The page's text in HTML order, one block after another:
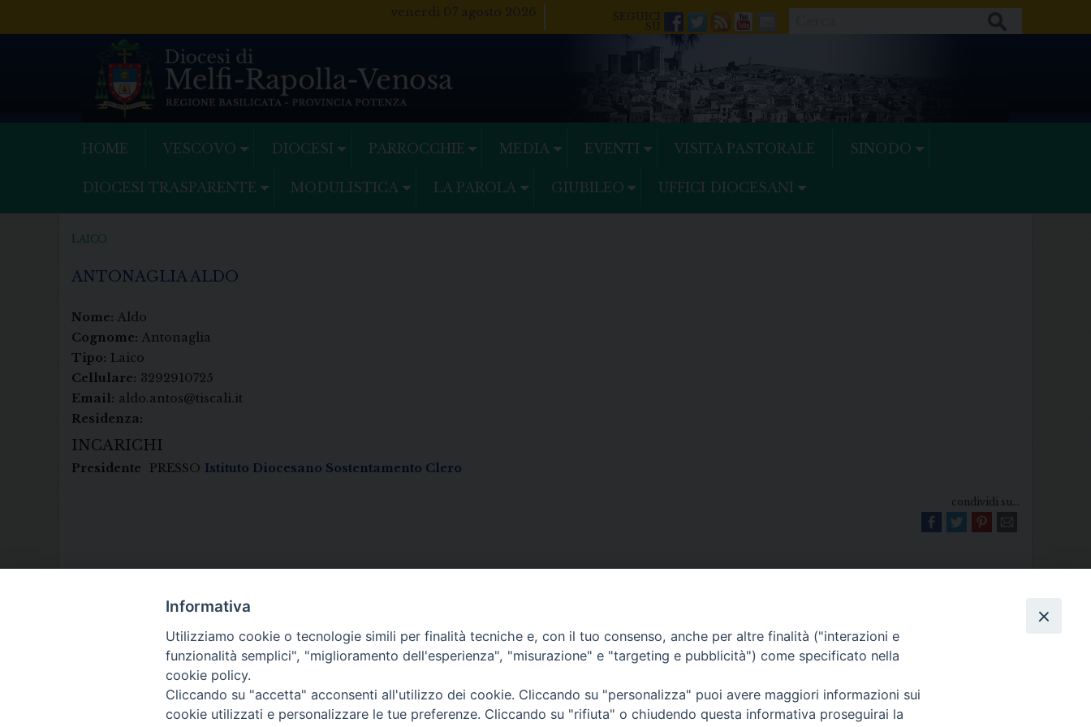
venerdì 07 agosto 2026
Facebook
Twitter
FeedsYoutube
Mail
HOME VESCOVO DIOCESI PARROCCHIE MEDIA EVENTI VISITA PASTORALE SINODO
DIOCESI TRASPARENTE MODULISTICA LA PAROLA GIUBILEO UFFICI DIOCESANI
LAICO
ANTONAGLIA ALDO
Nome: Aldo
Cognome: Antonaglia
Tipo: Laico
Cellulare: 3292910725
Email: aldo.antos@tiscali.it
Residenza:
INCARICHI
Presidente PRESSO Istituto Diocesano Sostentamento Clero
condividi su...
Diocesi di Melfi Rapolla Venosa
• Largo Duomo, 12 - 85025 MELFI (PZ) • Tel. 0972238604
PEC ufficiale della Diocesi: diocesi.melfi_rapolla_venosa@legalmail.it
Informativa
Utilizziamo cookie o tecnologie simili per finalità tecniche e, con il tuo consenso, anche per altre finalità ("interazioni e
funzionalità semplici", "miglioramento dell'esperienza", "misurazione" e "targeting e pubblicità") come specificato nella
cookie policy.
Cliccando su "accetta" acconsenti all'utilizzo dei cookie. Cliccando su "personalizza" puoi avere maggiori informazioni sui
cookie utilizzati e personalizzare le tue preferenze. Cliccando su "rifiuta" o chiudendo questa informativa proseguirai la